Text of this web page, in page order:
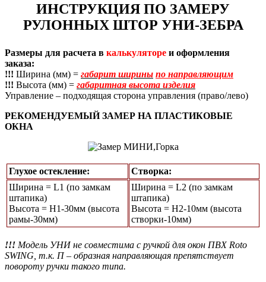
ИНСТРУКЦИЯ ПО ЗАМЕРУ
РУЛОННЫХ ШТОР УНИ-ЗЕБРА
Размеры для расчета в калькуляторе и оформления
заказа:
!!! Ширина (мм) = габарит ширины по направляющим
!!! Высота (мм) = габаритная высота изделия
Управление – подходящая сторона управления (право/лево)
РЕКОМЕНДУЕМЫЙ ЗАМЕР НА ПЛАСТИКОВЫЕ
ОКНА
Глухое остекление:
Створка:
Ширина = L1 (по замкам
штапика)
Высота = Н1-30мм (высота
рамы-30мм)
Ширина = L2 (по замкам
штапика)
Высота = H2-10мм (высота
створки-10мм)
!!! Модель УНИ не совместима с ручкой для окон ПВХ Roto
SWING, т.к. П – образная направляющая препятствует
повороту ручки такого типа.